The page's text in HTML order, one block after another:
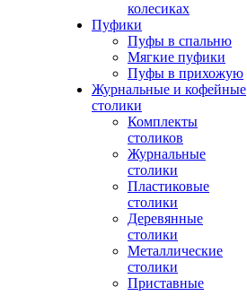
колесиках
Пуфики
Пуфы в спальню
Мягкие пуфики
Пуфы в прихожую
Журнальные и кофейные
столики
Комплекты
столиков
Журнальные
столики
Пластиковые
столики
Деревянные
столики
Металлические
столики
Приставные